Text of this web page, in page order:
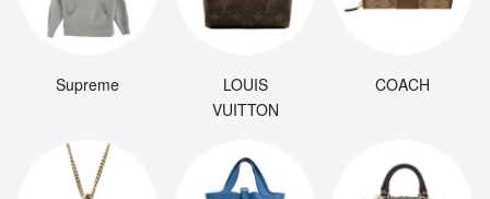
Supreme
LOUIS
VUITTON
COACH